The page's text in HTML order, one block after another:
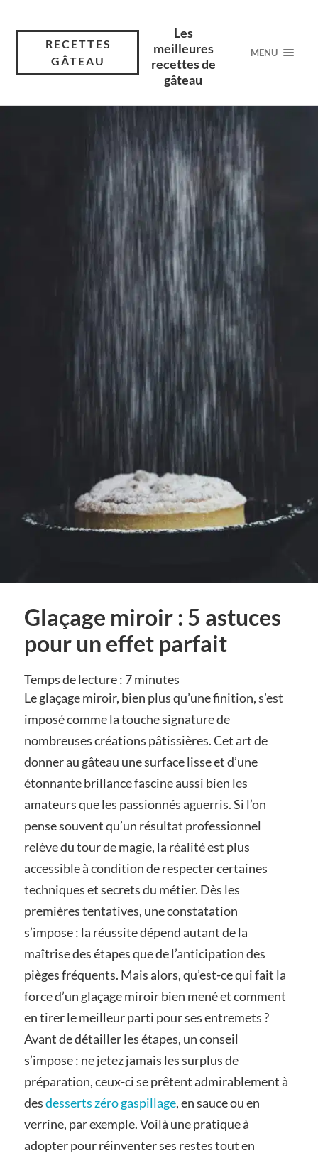
RECETTES
GÂTEAU
Les
meilleures
recettes de
gâteau
MENU
Glaçage miroir : 5 astuces
pour un effet parfait
Temps de lecture : 7 minutes
Le glaçage miroir, bien plus qu’une finition, s’est
imposé comme la touche signature de
nombreuses créations pâtissières. Cet art de
donner au gâteau une surface lisse et d’une
étonnante brillance fascine aussi bien les
amateurs que les passionnés aguerris. Si l’on
pense souvent qu’un résultat professionnel
relève du tour de magie, la réalité est plus
accessible à condition de respecter certaines
techniques et secrets du métier. Dès les
premières tentatives, une constatation
s’impose : la réussite dépend autant de la
maîtrise des étapes que de l’anticipation des
pièges fréquents. Mais alors, qu’est-ce qui fait la
force d’un glaçage miroir bien mené et comment
en tirer le meilleur parti pour ses entremets ?
Avant de détailler les étapes, un conseil
s’impose : ne jetez jamais les surplus de
préparation, ceux-ci se prêtent admirablement à
desdesserts zéro gaspillage, en sauce ou en
verrine, par exemple. Voilà une pratique à
adopter pour réinventer ses restes tout en